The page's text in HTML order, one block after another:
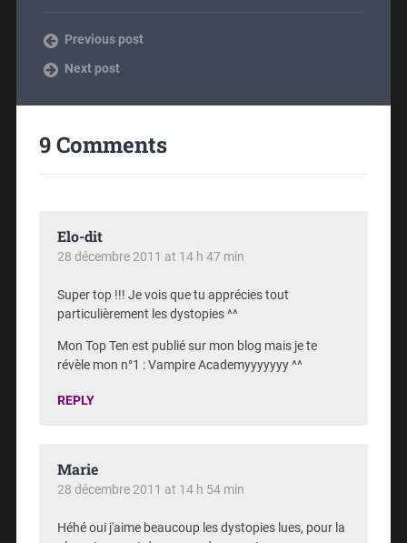
Previous post
Next post
9 Comments
Elo-dit
28 décembre 2011 at 14 h 47 min
Super top !!! Je vois que tu apprécies tout
particulièrement les dystopies ^^
Mon Top Ten est publié sur mon blog mais je te
révèle mon n°1 : Vampire Academyyyyyyy ^^
REPLY
Marie
28 décembre 2011 at 14 h 54 min
Héhé oui j'aime beaucoup les dystopies lues, pour la